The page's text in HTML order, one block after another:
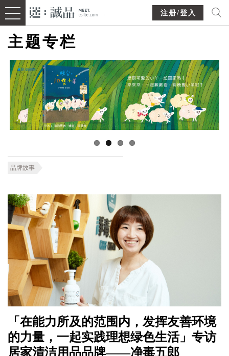
注册/登入
主题专栏
品牌故事
「在能力所及的范围内，发挥友善环境
的力量，一起实践理想绿色生活」专访
居家清洁用品品牌——净毒五郎